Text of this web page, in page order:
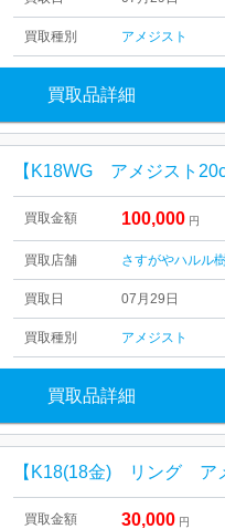
買取種別 アメジスト
買取品詳細
買取金額 100,000 円
買取店舗 さすがやハルル
買取日 07月29日
買取種別 アメジスト
買取品詳細
買取金額 30,000 円